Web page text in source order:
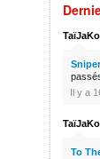
TaïJaKo
Il y a
TaïJaKo
To